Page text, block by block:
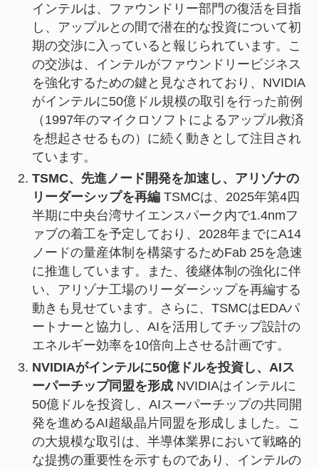
インテルは、ファウンドリー部門の復活を目指
し、アップルとの間で潜在的な投資について初
期の交渉に入っていると報じられています。こ
の交渉は、インテルがファウンドリービジネス
を強化するための鍵と見なされており、NVIDIA
がインテルに50億ドル規模の取引を行った前例
（1997年のマイクロソフトによるアップル救済
を想起させるもの）に続く動きとして注目され
ています。
TSMC、先進ノード開発を加速し、アリゾナの
リーダーシップを再編TSMCは、2025年第4四
半期に中央台湾サイエンスパーク内で1.4nmフ
ァブの着工を予定しており、2028年までにA14
ノードの量産体制を構築するためFab 25を急速
に推進しています。また、後継体制の強化に伴
い、アリゾナ工場のリーダーシップを再編する
動きも見せています。さらに、TSMCはEDAパ
ートナーと協力し、AIを活用してチップ設計の
エネルギー効率を10倍向上させる計画です。
NVIDIAがインテルに50億ドルを投資し、AIス
ーパーチップ同盟を形成NVIDIAはインテルに
50億ドルを投資し、AIスーパーチップの共同開
発を進めるAI超級晶片同盟を形成しました。こ
の大規模な取引は、半導体業界において戦略的
な提携の重要性を示すものであり、インテルの